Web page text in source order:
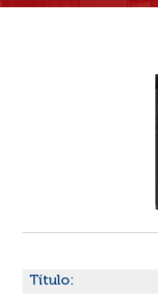
Título: